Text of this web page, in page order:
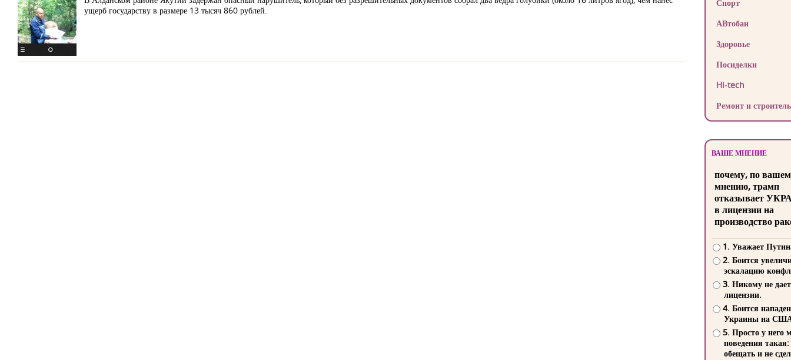
ущерб государству в размере 13 тысяч 860 рублей.
Спорт
АВтобан
Здоровье
Посиделки
Hi-tech
Ремонт и
ВАШЕ МНЕНИЕ
почему, по
мнению, трамп
отказывает
в лицензии на
производство
1. Уважает
2. Боится
эскалацию
3. Никому не
лицензии.
4. Боится
Украины на
5. Просто у него
поведения такая:
обещать и не